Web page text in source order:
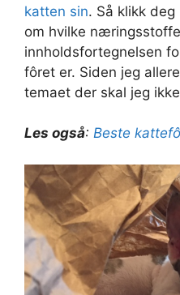
katten sin. Så klikk
om hvilke
innholdsfortegnelsen
fôret er. Siden jeg
temaet der skal jeg
Les også: Beste